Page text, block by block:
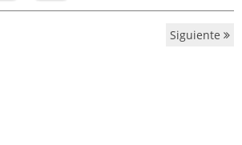
Siguiente